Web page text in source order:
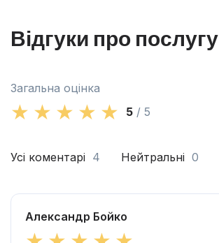
Відгуки про послугу
Загальна оцінка
5 / 5
Усі коментарі 4 Нейтральні 0
Александр Бойко